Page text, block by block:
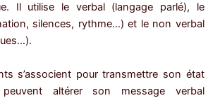
Il utilise le verbal (langage parlé), le
silences, rythme…) et le non verbal
s’associent pour transmettre son état
altérer son message verbal